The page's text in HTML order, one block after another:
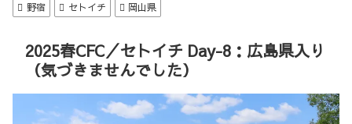
野宿
セトイチ 岡山県
2025春CFC／セトイチ Day-8：広島県入り
（気づきませんでした）